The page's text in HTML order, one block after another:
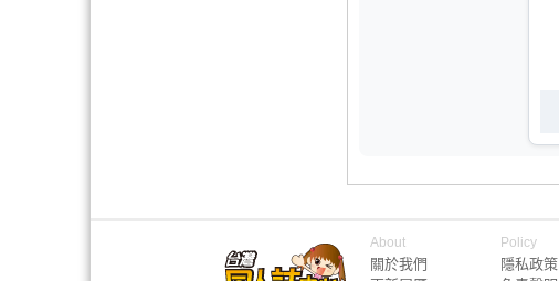
About
關於我們
Policy
隱私政策